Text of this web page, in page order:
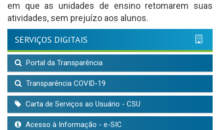
em que as unidades de ensino retomarem suas
atividades, sem prejuízo aos alunos.
SERVIÇOS DIGITAIS
Portal da Transparência
Transparência COVID-19
Carta de Serviços ao Usuário - CSU
Acesso à Informação - e-SIC